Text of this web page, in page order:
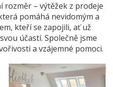
rozměr – výtěžek z prodeje
pomáhá nevidomým a
kteří se zapojili, ať už
účastí. Společně jsme
a vzájemné pomoci.